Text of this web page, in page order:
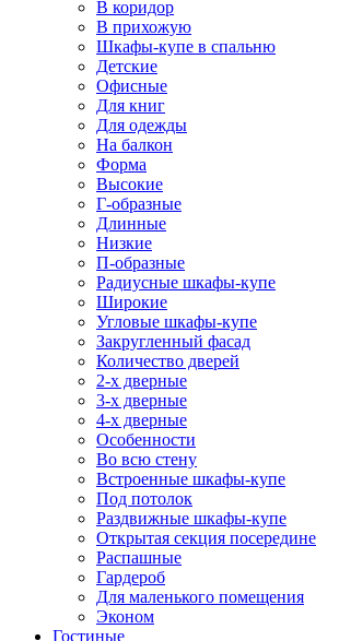
В коридор
В прихожую
Шкафы-купе в спальню
Детские
Офисные
Для книг
Для одежды
На балкон
Форма
Высокие
Г-образные
Длинные
Низкие
П-образные
Радиусные шкафы-купе
Широкие
Угловые шкафы-купе
Закругленный фасад
Количество дверей
2-х дверные
3-х дверные
4-х дверные
Особенности
Во всю стену
Встроенные шкафы-купе
Под потолок
Раздвижные шкафы-купе
Открытая секция посередине
Распашные
Гардероб
Для маленького помещения
Эконом
Гостиные